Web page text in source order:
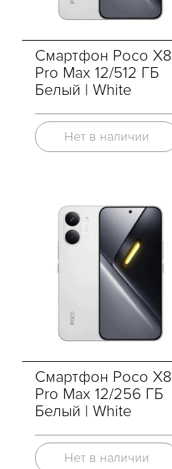
Смартфон Poco X8
Pro Max 12/512 ГБ
Белый | White
Нет в наличии
Смартфон Poco X8
Pro Max 12/256 ГБ
Белый | White
Нет в наличии